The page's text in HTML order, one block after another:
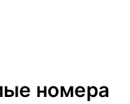
номера